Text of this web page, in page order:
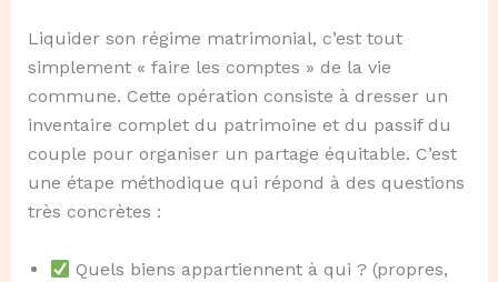
Liquider son régime matrimonial, c’est tout
simplement « faire les comptes » de la vie
commune. Cette opération consiste à dresser un
inventaire complet du patrimoine et du passif du
couple pour organiser un partage équitable. C’est
une étape méthodique qui répond à des questions
très concrètes :
Quels biens appartiennent à qui ? (propres,